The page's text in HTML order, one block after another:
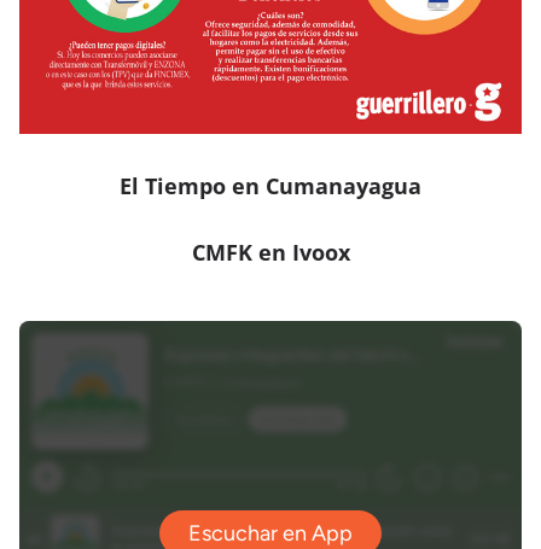
El Tiempo en Cumanayagua
CMFK en Ivoox